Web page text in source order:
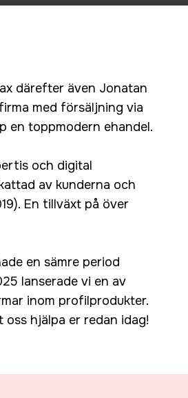
därefter även Jonatan
med försäljning via
en toppmodern ehandel.
och digital
av kunderna och
En tillväxt på över
en sämre period
lanserade vi en av
inom profilprodukter.
oss hjälpa er redan idag!